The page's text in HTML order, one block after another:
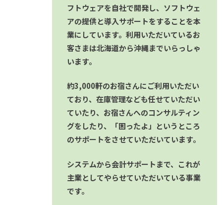
フトウェアを自社で開発し、ソフトウェ
アの提供と導入サポートをすることを本
業にしています。利用いただいているお
客さまは北海道から沖縄までいらっしゃ
います。
約3,000軒のお宿さんにご利用いただい
ており、在庫管理なども任せていただい
ていたり、お宿さんへのコンサルティン
グをしたり、「困ったよ」というところ
のサポートをさせていただいています。
システムから会計サポートまで、これが
主業としてやらせていただいている事業
です。